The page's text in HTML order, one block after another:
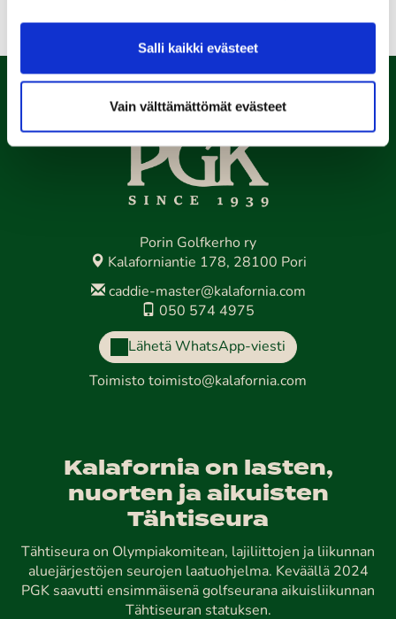
Salli kaikki evästeet
Vain välttämättömät evästeet
Porin Golfkerho ry
Kalaforniantie 178, 28100 Pori
caddie-master@kalafornia.com
050 574 4975
Lähetä WhatsApp-viesti
Toimisto toimisto@kalafornia.com
Kalafornia on lasten,
nuorten ja aikuisten
Tähtiseura
Tähtiseura on Olympiakomitean, lajiliittojen ja liikunnan
aluejärjestöjen seurojen laatuohjelma. Keväällä 2024
PGK saavutti ensimmäisenä golfseurana aikuisliikunnan
Tähtiseuran statuksen.